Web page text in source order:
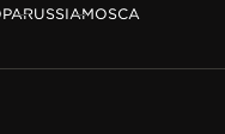
RUSSIAMOSCA